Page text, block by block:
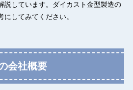
説しています。ダイカスト金型製造の
してみてください。
会社概要